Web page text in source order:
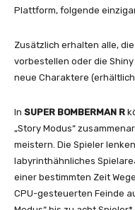
Plattform, folgende
Zusätzlich erhalten alle, die
vorbestellen oder die
neue Charaktere
In SUPER BOMBERMAN R
„Story Modus“
meistern. Die Spieler
labyrinthähnliches
einer bestimmten Zeit
CPU-gesteuerten Feinde